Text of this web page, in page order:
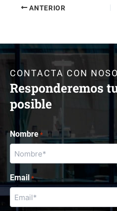
ANTERIOR
CONTACTA CON
Responderemos
posible
Nombre *
Email *